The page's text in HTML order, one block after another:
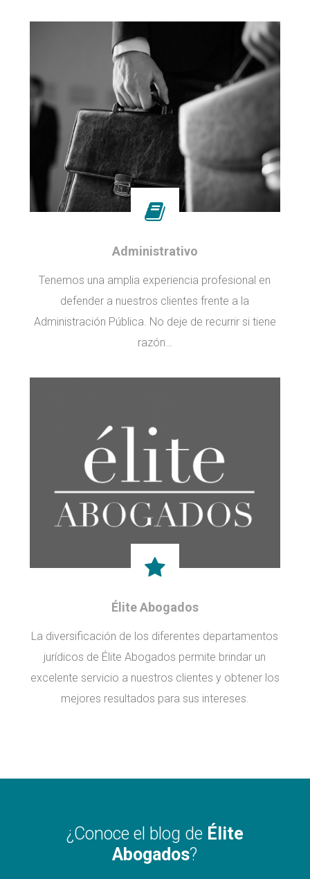
Administrativo
Tenemos una amplia experiencia profesional en
defender a nuestros clientes frente a la
Administración Pública. No deje de recurrir si tiene
razón…
Élite Abogados
La diversificación de los diferentes departamentos
jurídicos de Élite Abogados permite brindar un
excelente servicio a nuestros clientes y obtener los
mejores resultados para sus intereses.
¿Conoce el blog deÉlite
Abogados?